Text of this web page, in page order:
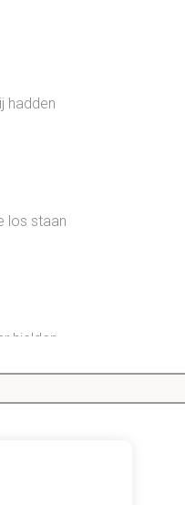
hadden
los staan
hielden
kon